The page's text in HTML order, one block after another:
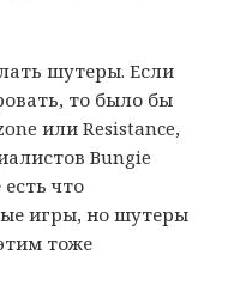
шутеры. Если
то было бы
или Resistance,
Bungie
что
игры, но шутеры
тоже